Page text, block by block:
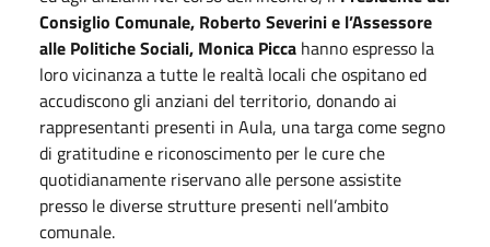
Consiglio Comunale, Roberto Severini e l’Assessore
alle Politiche Sociali, Monica Picca hanno espresso la
loro vicinanza a tutte le realtà locali che ospitano ed
accudiscono gli anziani del territorio, donando ai
rappresentanti presenti in Aula, una targa come segno
di gratitudine e riconoscimento per le cure che
quotidianamente riservano alle persone assistite
presso le diverse strutture presenti nell’ambito
comunale.